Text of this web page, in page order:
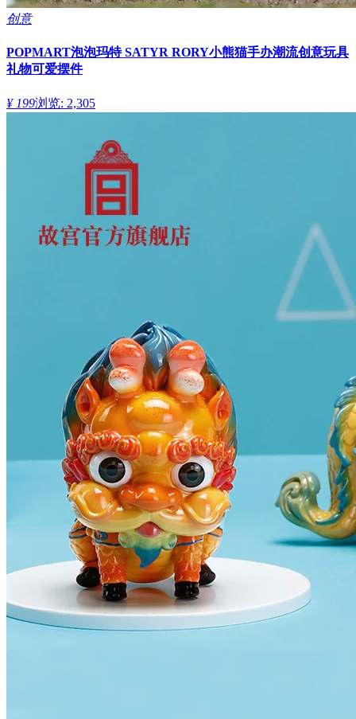
创意
POPMART泡泡玛特 SATYR RORY小熊猫手办潮流创意玩具
礼物可爱摆件
¥ 199浏览: 2,305